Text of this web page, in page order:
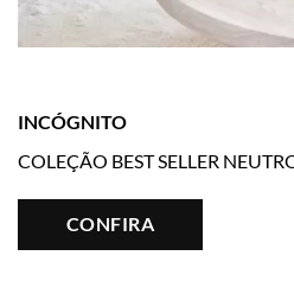
INCÓGNITO
COLEÇÃO BEST SELLER
CONFIRA